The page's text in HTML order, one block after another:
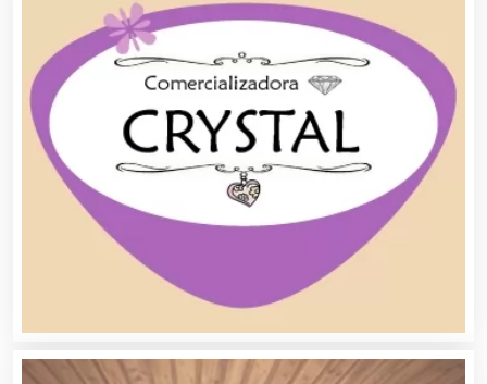
Autobuses
Automatización
Automóviles Nuevos y Usados
Autopartes Eléctricas
Avaluos